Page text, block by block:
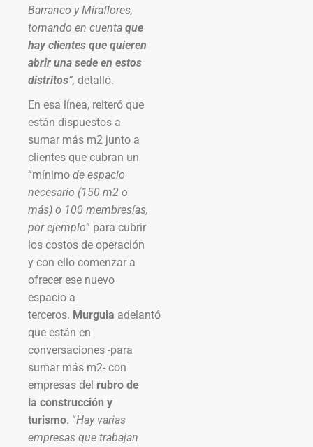
Barranco y Miraflores,
tomando en cuenta que
hay clientes que quieren
abrir una sede en estos
distritos”, detalló.
En esa línea, reiteró que
están dispuestos a
sumar más m2 junto a
clientes que cubran un
“mínimo de espacio
necesario (150 m2 o
más) o 100 membresías,
por ejemplo” para cubrir
los costos de operación
y con ello comenzar a
ofrecer ese nuevo
espacio a
terceros. Murguia adelantó
que están en
conversaciones -para
sumar más m2- con
empresas del rubro de
la construcción y
turismo. “Hay varias
empresas que trabajan